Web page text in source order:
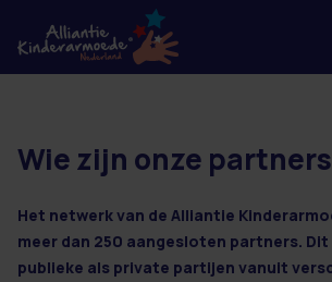
4 resultaten
Wie zijn onze
Het netwerk van de Alliantie
meer dan 250 aangesloten partners.
publieke als private partijen vanuit